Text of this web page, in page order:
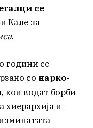
се
Кале за
.
години се
со нарко-
, кои водат борби
хиерархија и